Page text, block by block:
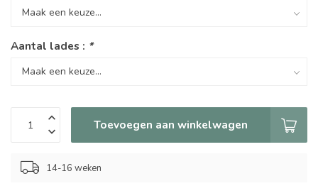
Aantal lades : *
Toevoegen aan winkelwagen
14-16 weken